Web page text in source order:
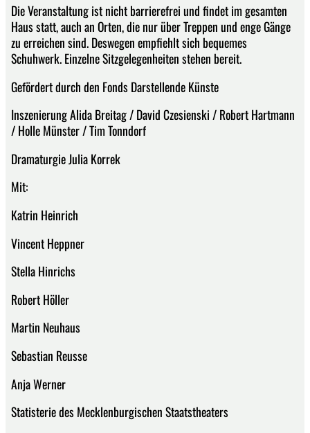
Die Veranstaltung ist nicht barrierefrei und findet im gesamten
Haus statt, auch an Orten, die nur über Treppen und enge Gänge
zu erreichen sind. Deswegen empfiehlt sich bequemes
Schuhwerk. Einzelne Sitzgelegenheiten stehen bereit.
Gefördert durch den Fonds Darstellende Künste
Inszenierung Alida Breitag / David Czesienski / Robert Hartmann
/ Holle Münster / Tim Tonndorf
Dramaturgie Julia Korrek
Mit:
Katrin Heinrich
Vincent Heppner
Stella Hinrichs
Robert Höller
Martin Neuhaus
Sebastian Reusse
Anja Werner
Statisterie des Mecklenburgischen Staatstheaters